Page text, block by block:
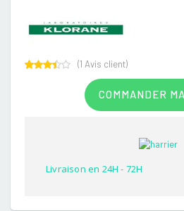
COMMANDER
(1 Avis client)
Livraison en 24H - 72H